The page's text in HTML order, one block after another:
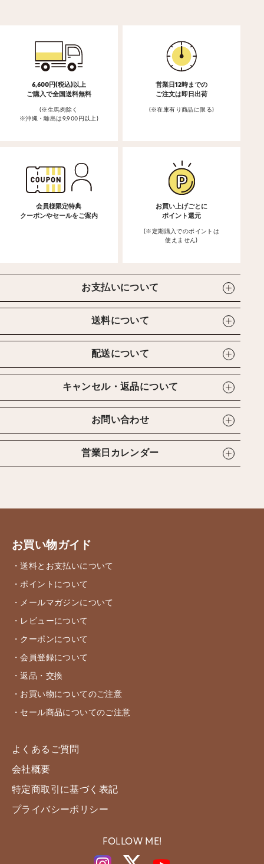
6,600円(税込)以上
ご購入で全国送料無料
(※生馬肉除く
※沖縄・離島は9,900円以上)
営業日12時までの
ご注文は即日出荷
(※在庫有り商品に限る)
会員様限定特典
クーポンやセールをご案内
お買い上げごとに
ポイント還元
(※定期購入でのポイントは
使えません)
お支払いについて
送料について
配送について
キャンセル・返品について
お問い合わせ
営業日カレンダー
お買い物ガイド
・送料とお支払いについて
・ポイントについて
・メールマガジンについて
・レビューについて
・クーポンについて
・会員登録について
・返品・交換
・お買い物についてのご注意
・セール商品についてのご注意
よくあるご質問
会社概要
特定商取引に基づく表記
プライバシーポリシー
FOLLOW ME!